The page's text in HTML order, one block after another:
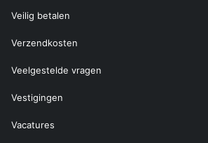
Veilig betalen
Verzendkosten
Veelgestelde vragen
Vestigingen
Vacatures